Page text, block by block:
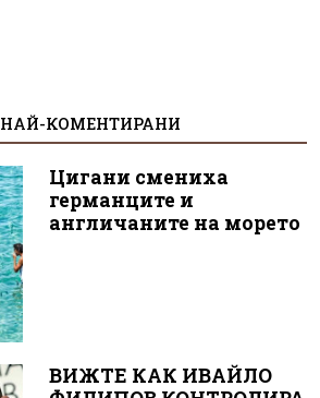
НАЙ-КОМЕНТИРАНИ
Цигани смениха
германците и
англичаните на морето
ВИЖТЕ КАК ИВАЙЛО